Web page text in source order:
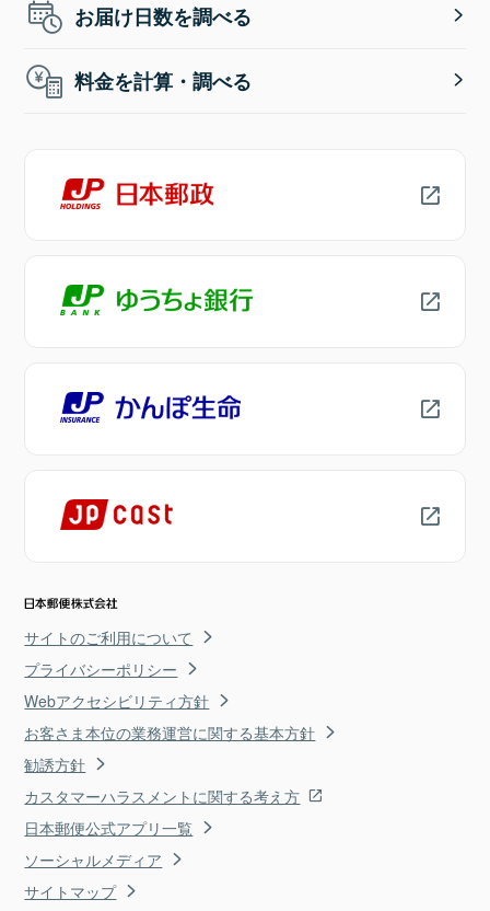
お届け日数を調べる
料金を計算・調べる
サイトのご利用について
プライバシーポリシー
Webアクセシビリティ方針
お客さま本位の業務運営に関する基本方針
勧誘方針
カスタマーハラスメントに関する考え方
日本郵便公式アプリ一覧
ソーシャルメディア
サイトマップ